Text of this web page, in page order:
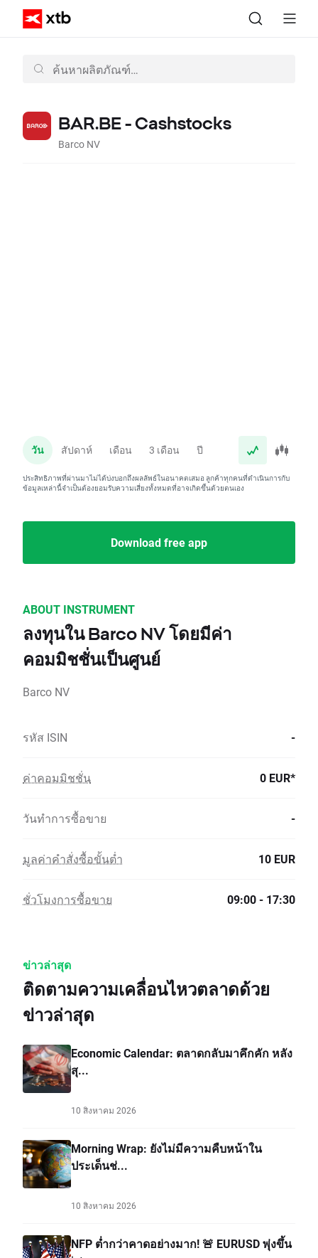
BAR.BE - Cashstocks
Barco NV
วัน สัปดาห์ เดือน 3 เดือน ปี
ประสิทธิภาพที่ผ่านมาไม่ได้บ่งบอกถึงผลลัพธ์ในอนาคตเสมอ ลูกค้าทุกคนที่ดำเนินการกับ
ข้อมูลเหล่านี้จำเป็นต้องยอมรับความเสี่ยงทั้งหมดที่อาจเกิดขึ้นด้วยตนเอง
Download free app
ABOUT INSTRUMENT
ลงทุนใน Barco NV โดยมีค่า
คอมมิชชั่นเป็นศูนย์
Barco NV
รหัส ISIN -
ค่าคอมมิชชั่น 0 EUR*
วันทำการซื้อขาย -
มูลค่าคำสั่งซื้อขั้นต่ำ 10 EUR
ชั่วโมงการซื้อขาย 09:00 - 17:30
ข่าวล่าสุด
ติดตามความเคลื่อนไหวตลาดด้วย
ข่าวล่าสุด
Economic Calendar: ตลาดกลับมาคึกคัก หลัง
สุ...
10 สิงหาคม 2026
Morning Wrap: ยังไม่มีความคืบหน้าใน
ประเด็นช่...
10 สิงหาคม 2026
NFP ต่ำกว่าคาดอย่างมาก! 🚨 EURUSD พุ่งขึ้น